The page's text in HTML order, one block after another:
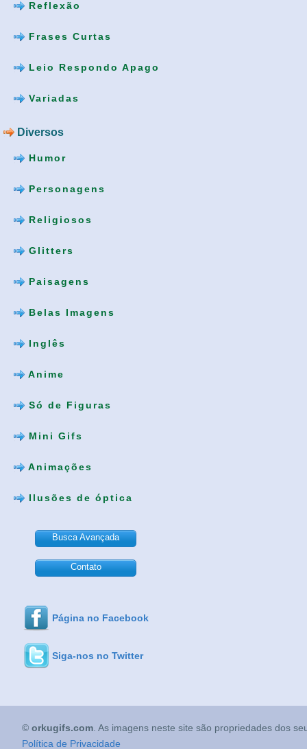
Reflexão
Frases Curtas
Leio Respondo Apago
Variadas
Diversos
Humor
Personagens
Religiosos
Glitters
Paisagens
Belas Imagens
Inglês
Anime
Só de Figuras
Mini Gifs
Animações
Ilusões de óptica
Busca Avançada
Contato
Página no Facebook
Siga-nos no Twitter
© orkugifs.com . As imagens neste site são propriedades dos
Política de Privacidade